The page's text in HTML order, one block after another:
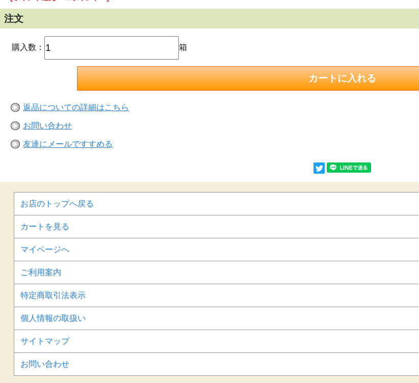
注文
購入数： 箱
返品についての詳細はこちら
お問い合わせ
友達にメールですすめる
お店のトップへ戻る
カートを見る
マイページへ
ご利用案内
特定商取引法表示
個人情報の取扱い
サイトマップ
お問い合わせ